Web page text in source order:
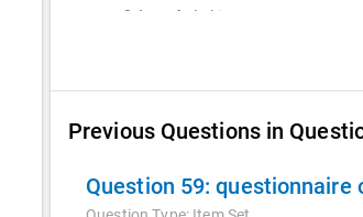
Previous Questions in
Question 59:questionnaire